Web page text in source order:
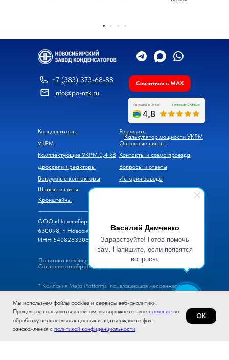
Василий Демченко
Здравствуйте! Готов помочь
вам. Напишите, если появятся
вопросы.
Мы используем файлы cookies и сервисы веб-аналитики.
Продолжая пользоваться сайтом, вы выражаете свое согласие на
обработку персональных данных и подтверждаете факт
ознакомления с политикой конфиденциальности
ОК
info@po-nzk.ru
Конденсаторы
УКРМ
Комплектующие УКРМ 0,4 кВ
Кронштейны
Шкафы и щиты
Вакуумные контакторы
Дроссели / реакторы
Реквизиты
Калькулятор мощности УКРМ
Опросные листы
Контакты и схема проезда
Вопросы и ответы
Новости
История завода
Согласие на обработку персональных данных
Политика конфиденциальности
* Компания Meta Platforms Inc., владеющая мессенжером
деятельность на территории России запрещена.
ООО «Новосибирский завод конденсаторов»
630098, г. Новосибирск, ул. Часовая, д. 6
ИНН 5408283308, ОГРН 1105476069600
+7 (383) 373-68-88 Связаться в MAX
© 2026, Новосибирский завод конденсаторов